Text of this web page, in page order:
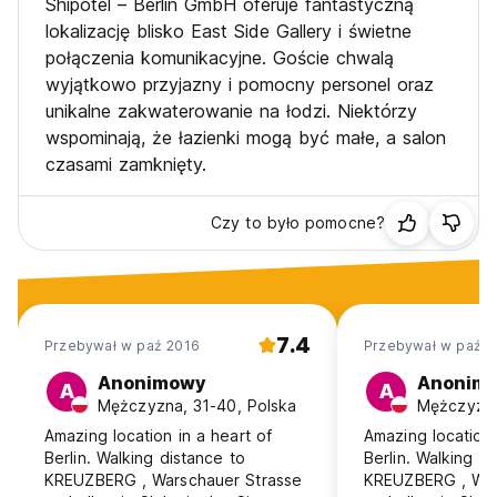
from original language)
Shipotel – Berlin GmbH oferuje fantastyczną
lokalizację blisko East Side Gallery i świetne
połączenia komunikacyjne. Goście chwalą
wyjątkowo przyjazny i pomocny personel oraz
unikalne zakwaterowanie na łodzi. Niektórzy
wspominają, że łazienki mogą być małe, a salon
czasami zamknięty.
Czy to było pomocne?
Przebywał w paź 2016 7.4
A Anonimowy
Mężczyzna, 31-40, Polska
Amazing location in a heart of
Berlin. Walking distance to
KREUZBERG , Warschauer Strasse
Przebywał w paź
A
Amazing
Berlin. Walking
KREUZBERG ,